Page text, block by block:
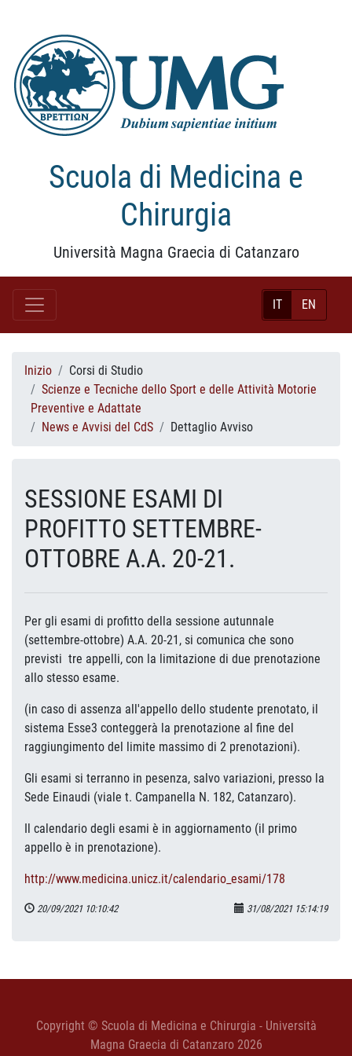
Scuola di Medicina e
Chirurgia
Università Magna Graecia di Catanzaro
IT EN
Inizio
Corsi di Studio
Scienze e Tecniche dello Sport e delle Attività Motorie
Preventive e Adattate
News e Avvisi del CdS
Dettaglio Avviso
SESSIONE ESAMI DI
PROFITTO SETTEMBRE-
OTTOBRE A.A. 20-21.
Per gli esami di profitto della sessione autunnale
(settembre-ottobre) A.A. 20-21, si comunica che sono
previsti tre appelli, con la limitazione di due prenotazione
allo stesso esame.
(in caso di assenza all'appello dello studente prenotato, il
sistema Esse3 conteggerà la prenotazione al fine del
raggiungimento del limite massimo di 2 prenotazioni).
Gli esami si terranno in pesenza, salvo variazioni, presso la
Sede Einaudi (viale t. Campanella N. 182, Catanzaro).
Il calendario degli esami è in aggiornamento (il primo
appello è in prenotazione).
http://www.medicina.unicz.it/calendario_esami/178
20/09/2021 10:10:42 31/08/2021 15:14:19
Copyright © Scuola di Medicina e Chirurgia - Università
Magna Graecia di Catanzaro 2026